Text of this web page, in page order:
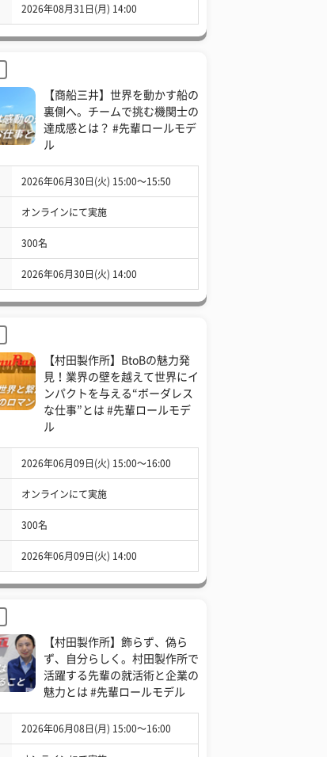
2026年08月31日(月) 14:00
【商船三井】世界を動かす船の
裏側へ。チームで挑む機関士の
達成感とは？ #先輩ロールモデ
ル
2026年06月30日(火) 15:00〜15:50
オンラインにて実施
300名
2026年06月30日(火) 14:00
【村田製作所】BtoBの魅力発
見！業界の壁を越えて世界にイ
ンパクトを与える“ボーダレス
な仕事”とは #先輩ロールモデ
ル
2026年06月09日(火) 15:00〜16:00
オンラインにて実施
300名
2026年06月09日(火) 14:00
【村田製作所】飾らず、偽ら
ず、自分らしく。村田製作所で
活躍する先輩の就活術と企業の
魅力とは #先輩ロールモデル
2026年06月08日(月) 15:00〜16:00